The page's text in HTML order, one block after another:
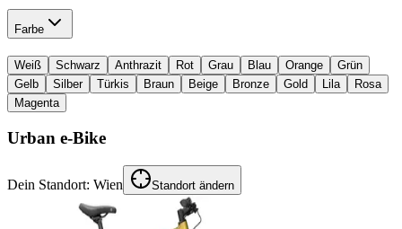
Farbe
Weiß Schwarz Anthrazit Rot Grau Blau Orange
Grün
Gelb
Silber Türkis Braun Beige Bronze Gold Lila
Rosa
Magenta
Urban e-Bike
Dein Standort: Wien Standort ändern